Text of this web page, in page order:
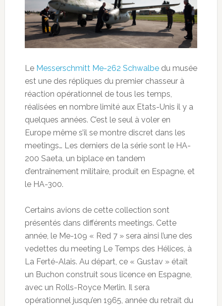
Le Messerschmitt Me-262 Schwalbedu musée
est une des répliques du premier chasseur à
réaction opérationnel de tous les temps,
réalisées en nombre limité aux Etats-Unis il y a
quelques années. C’est le seul à voler en
Europe même s’il se montre discret dans les
meetings… Les derniers de la série sont le HA-
200 Saeta, un biplace en tandem
d’entraînement militaire, produit en Espagne, et
le HA-300.
Certains avions de cette collection sont
présentés dans différents meetings. Cette
année, le Me-109 « Red 7 » sera ainsi l’une des
vedettes du meeting Le Temps des Hélices, à
La Ferté-Alais. Au départ, ce « Gustav » était
un Buchon construit sous licence en Espagne,
avec un Rolls-Royce Merlin. Il sera
opérationnel jusqu’en 1965, année du retrait du